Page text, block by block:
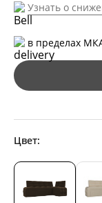
Узнать о
в пределах
Цвет: